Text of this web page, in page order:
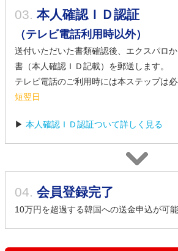
03. 本人確認ＩＤ認証
（テレビ電話利用時以外）
送付いただいた書類確認後、エクスパロ
書（本人確認ＩＤ記載）を郵送します。
テレビ電話のご利用時には本ステップは必
短翌日
▶ 本人確認ＩＤ認証ついて詳しく見る
04. 会員登録完了
10万円を超過する韓国への送金申込が可能